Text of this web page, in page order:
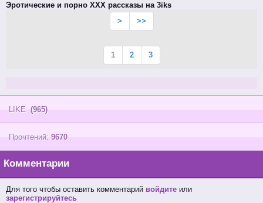
Эротические и порно XXX рассказы на 3iks
>
>>
1 2 3
LIKE (965)
Прочтений: 9670
Комментарии
Для того чтобы оставить комментарий войдите или
зарегистрируйтесь